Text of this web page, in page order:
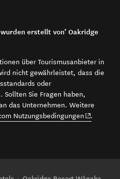
erstellt von’ Oakridge
über Tourismusanbieter in
nicht gewährleistet, dass die
oder
Sollten Sie Fragen haben,
das Unternehmen. Weitere
Nutzungsbedingungen (opens in
.